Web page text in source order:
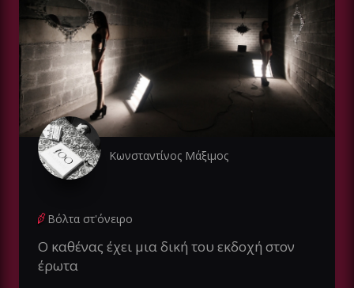
Κωνσταντίνος Μάξιμος
Βόλτα στ'όνειρο
Ο καθένας έχει μια δική του εκδοχή στον
έρωτα